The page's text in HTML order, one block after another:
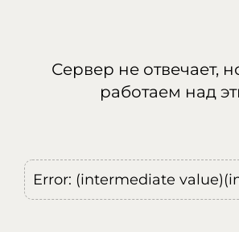
Сервер не отвечает,
работаем над